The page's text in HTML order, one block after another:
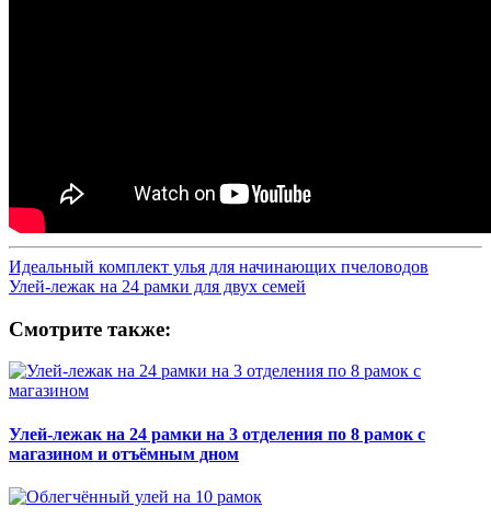
Идеальный комплект улья для начинающих пчеловодов
Улей-лежак на 24 рамки для двух семей
Смотрите также:
Улей-лежак на 24 рамки на 3 отделения по 8 рамок с
магазином и отъёмным дном